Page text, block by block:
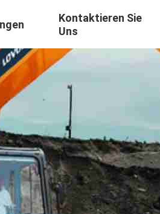
Kontaktieren Sie
Uns